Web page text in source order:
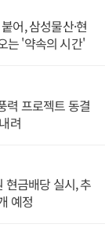
어, 삼성물산·현
는 '약속의 시간'
력 프로젝트 동결
려
현금배당 실시, 추
예정